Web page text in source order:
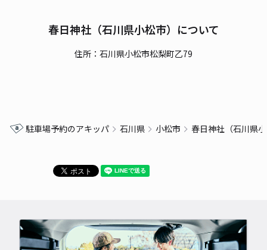
春日神社（石川県小松市）について
住所：石川県小松市松梨町乙79
駐車場予約のアキッパ 石川県 小松市 春日神社（石川県